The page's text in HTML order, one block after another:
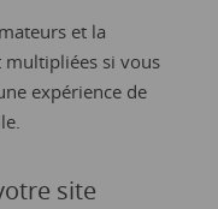
et la
multipliées si vous
expérience de
site